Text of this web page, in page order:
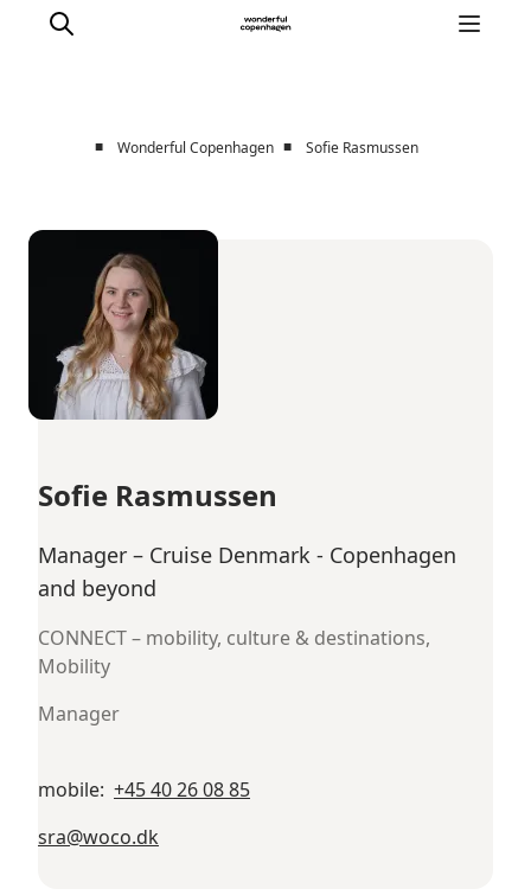
Press Room
About Wonderful Copenhagen
DestinationPay
■ Wonderful Copenhagen ■ Sofie Rasmussen
Sofie Rasmussen
Manager – Cruise Denmark - Copenhagen
and beyond
CONNECT – mobility, culture & destinations,
Mobility
Manager
mobile: +45 40 26 08 85
sra@woco.dk